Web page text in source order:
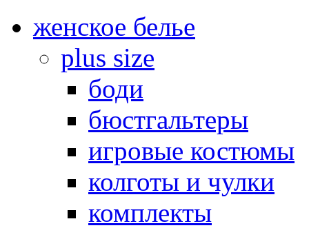
женское белье
plus size
боди
бюстгальтеры
игровые костюмы
колготы и чулки
комплекты